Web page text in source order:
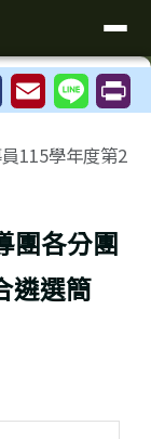
⏸
115學年度第2
團各分團
遴選簡